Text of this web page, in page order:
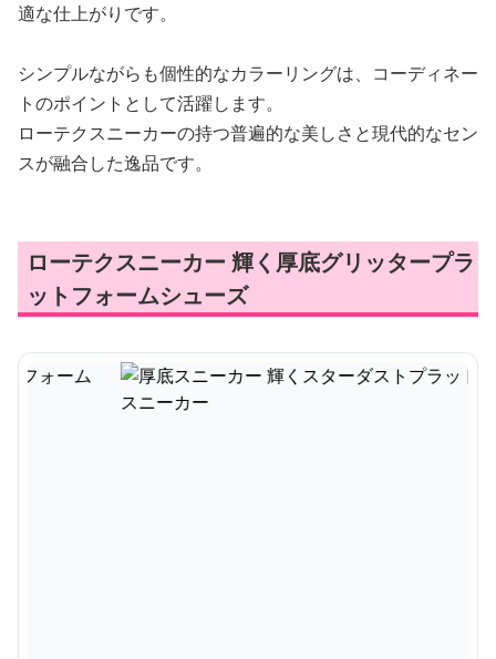
適な仕上がりです。
シンプルながらも個性的なカラーリングは、コーディネー
トのポイントとして活躍します。
ローテクスニーカーの持つ普遍的な美しさと現代的なセン
スが融合した逸品です。
ローテクスニーカー 輝く厚底グリッタープラ
ットフォームシューズ